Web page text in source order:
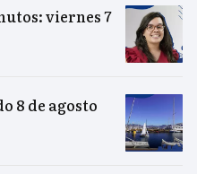
viernes 7
8 de agosto